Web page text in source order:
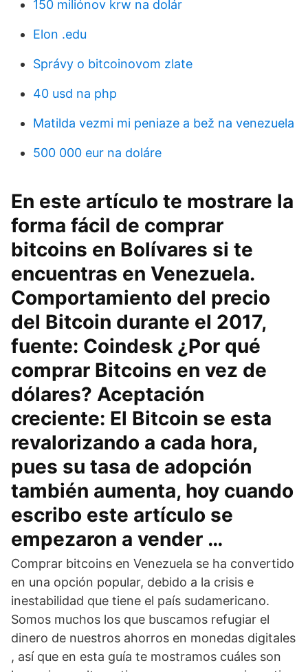
150 miliónov krw na dolár
Elon .edu
Správy o bitcoinovom zlate
40 usd na php
Matilda vezmi mi peniaze a bež na venezuela
500 000 eur na doláre
En este artículo te mostrare la
forma fácil de comprar
bitcoins en Bolívares si te
encuentras en Venezuela.
Comportamiento del precio
del Bitcoin durante el 2017,
fuente: Coindesk ¿Por qué
comprar Bitcoins en vez de
dólares? Aceptación
creciente: El Bitcoin se esta
revalorizando a cada hora,
pues su tasa de adopción
también aumenta, hoy cuando
escribo este artículo se
empezaron a vender …
Comprar bitcoins en Venezuela se ha convertido
en una opción popular, debido a la crisis e
inestabilidad que tiene el país sudamericano.
Somos muchos los que buscamos refugiar el
dinero de nuestros ahorros en monedas digitales
, así que en esta guía te mostramos cuáles son